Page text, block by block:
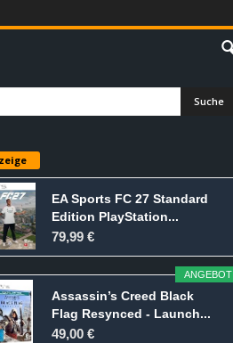
EA Sports FC 27 Standard
Edition PlayStation...
79,99 €
ANGEBOT
Assassin’s Creed Black
Flag Resynced - Launch...
49,00 €